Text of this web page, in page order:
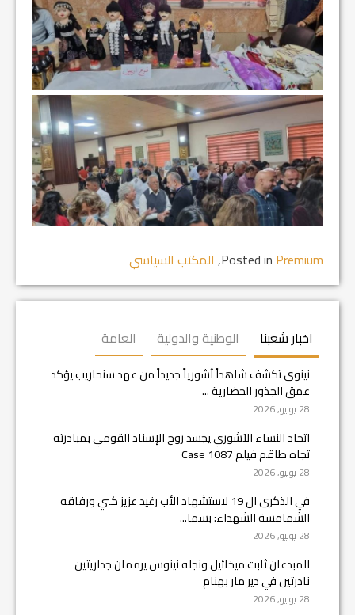
Posted in Premium
, المكتب السياسي
اخبار شعبنا الوطنية والدولية العامة
نينوى تكشف شاهداً آشورياً جديداً من عهد سنحاريب يؤكد
عمق الجذور الحضارية ...
28 يونيو, 2026
اتحاد النساء الآشوري يجسد روح الإسناد القومي بمبادرته
تجاه طاقم فيلم Case 1087
28 يونيو, 2026
في الذكرى ال 19 لاستشهاد الأب رغيد عزيز كني ورفاقه
الشمامسة الشهداء: بسما...
28 يونيو, 2026
المبدعان ثابت ميخائيل ونجله نينوس يرممان جداريتين
نادرتين في دير مار بهنام
28 يونيو, 2026